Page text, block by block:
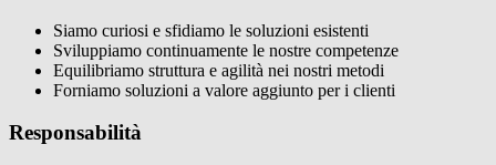
Siamo curiosi e sfidiamo le soluzioni esistenti
Sviluppiamo continuamente le nostre competenze
Equilibriamo struttura e agilità nei nostri metodi
Forniamo soluzioni a valore aggiunto per i clienti
Responsabilità